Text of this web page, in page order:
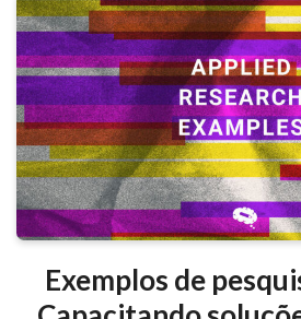
Exemplos de